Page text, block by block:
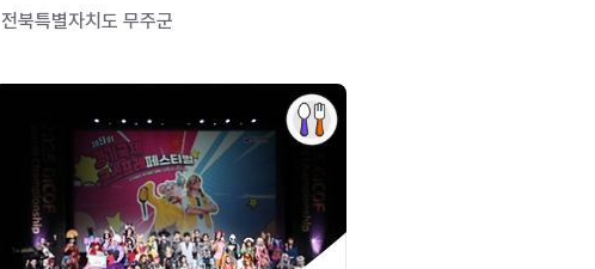
전북특별자치도 무주군